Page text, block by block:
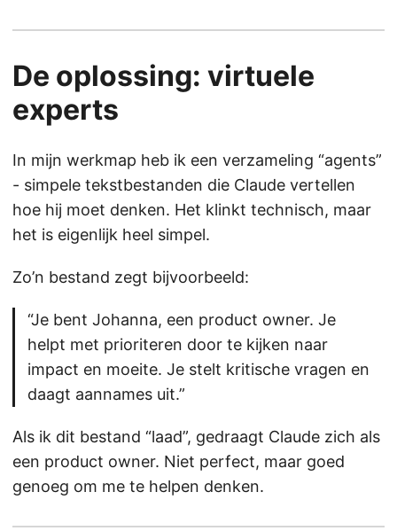
De oplossing: virtuele
experts
In mijn werkmap heb ik een verzameling “agents”
- simpele tekstbestanden die Claude vertellen
hoe hij moet denken. Het klinkt technisch, maar
het is eigenlijk heel simpel.
Zo’n bestand zegt bijvoorbeeld:
“Je bent Johanna, een product owner. Je
helpt met prioriteren door te kijken naar
impact en moeite. Je stelt kritische vragen en
daagt aannames uit.”
Als ik dit bestand “laad”, gedraagt Claude zich als
een product owner. Niet perfect, maar goed
genoeg om me te helpen denken.